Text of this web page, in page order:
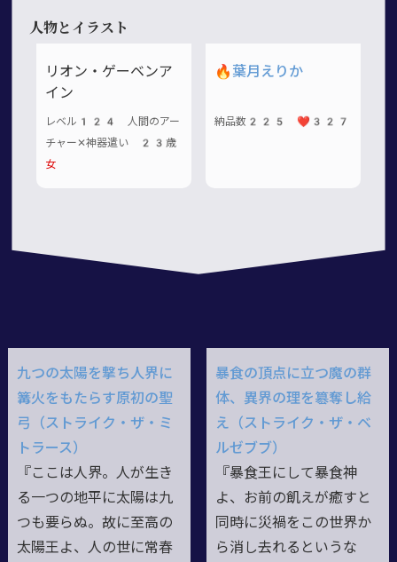
人物とイラスト
リオン・ゲーベンア
イン
レベル124 人間のアー
チャー✕神器遣い 23歳
女
🔥 葉月えりか
納品数225 ❤️327
九つの太陽を撃ち人界に
篝火をもたらす原初の聖
弓（ストライク・ザ・ミ
トラース）
『ここは人界。人が生き
る一つの地平に太陽は九
つも要らぬ。故に至高の
太陽王よ、人の世に常春
暴食の頂点に立つ魔の群
体、異界の理を簒奪し給
え（ストライク・ザ・ベ
ルゼブブ）
『暴食王にして暴食神
よ、お前の飢えが癒すと
同時に災禍をこの世界か
ら消し去れるというな